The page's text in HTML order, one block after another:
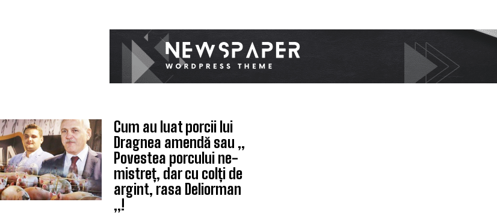
Cum au luat porcii lui
Dragnea amendă sau ,,
Povestea porcului ne-
mistreț, dar cu colți de
argint, rasa Deliorman
,,!